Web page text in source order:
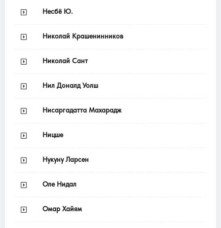
Несбё Ю.
Николай Крашенинников
Николай Сант
Нил Доналд Уолш
Нисаргадатта Махарадж
Ницше
Нукуну Ларсен
Оле Нидал
Омар Хайям